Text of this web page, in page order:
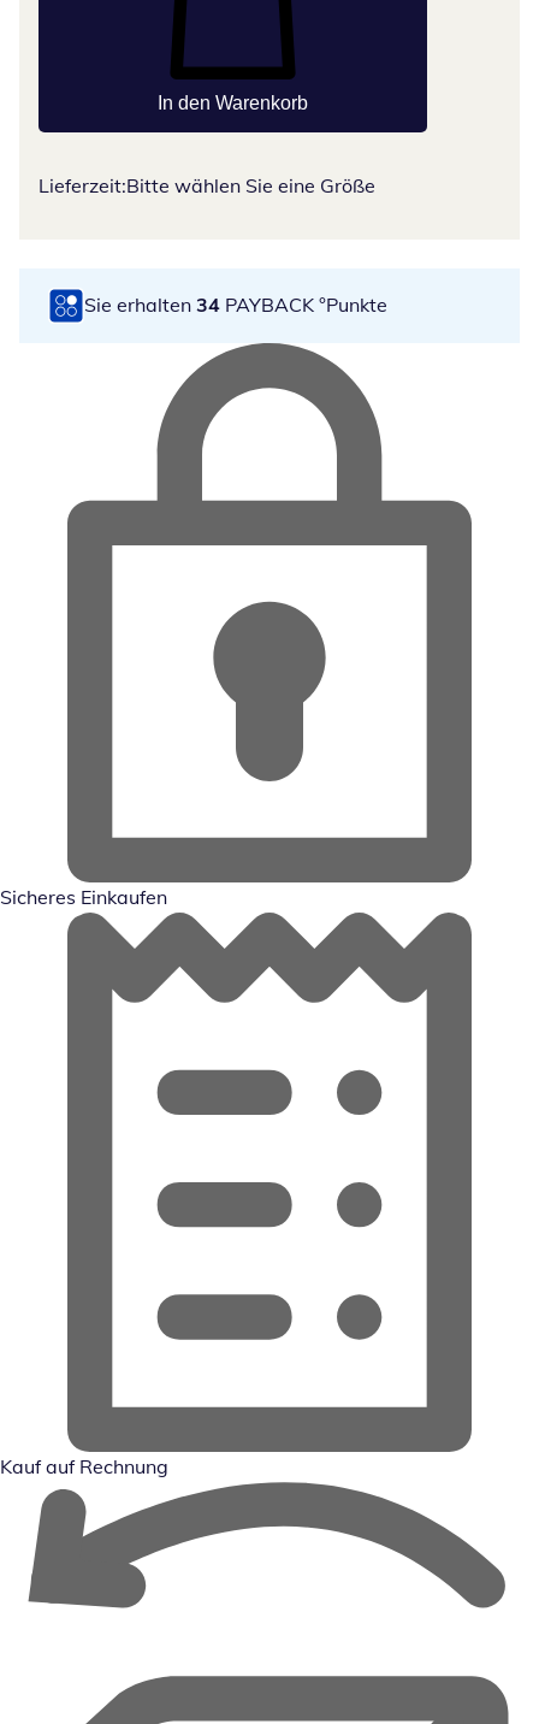
In den Warenkorb
Lieferzeit:Bitte wählen Sie eine Größe
Sie erhalten 34 PAYBACK °Punkte
Sicheres Einkaufen
Kauf auf Rechnung